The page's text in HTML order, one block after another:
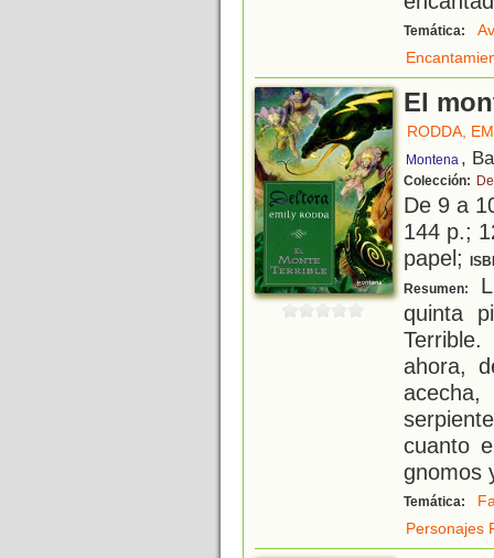
Temática:
El
RODDA,
Montena ,
Colección:
De 9 a
144 p.;
papel;
Resumen:
quinta
ahora,
cuanto
gnomos
Temática:
Personajes